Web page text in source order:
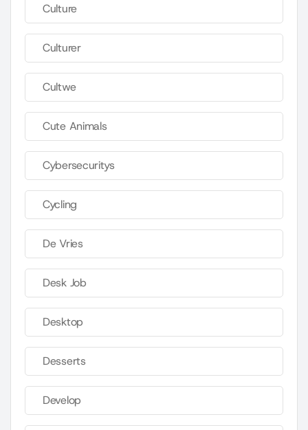
Culture
Culturer
Cultwe
Cute Animals
Cybersecuritys
Cycling
De Vries
Desk Job
Desktop
Desserts
Develop